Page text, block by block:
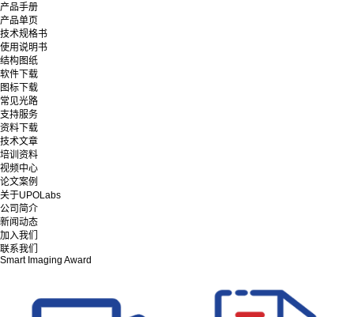
产品手册
产品单页
技术规格书
使用说明书
结构图纸
软件下载
图标下载
常见光路
支持服务
资料下载
技术文章
培训资料
视频中心
论文案例
关于UPOLabs
公司简介
新闻动态
加入我们
联系我们
Smart Imaging Award